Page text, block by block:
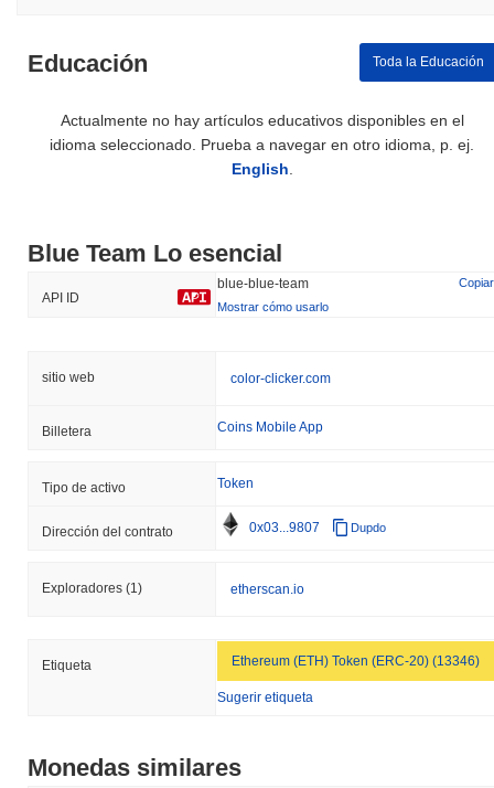
Educación Toda la Educación
Actualmente no hay artículos educativos disponibles en el
idioma seleccionado. Prueba a navegar en otro idioma, p. ej.
English
Blue Team Lo esencial
API ID
blue-blue-team
Copiar
Mostrar cómo usarlo
sitio web color-clicker.com
Billetera Coins Mobile App
Tipo de activo Token
Dirección del contrato 0x03...9807 Dupdo
Exploradores (1) etherscan.io
Etiqueta Ethereum (ETH) Token (ERC-20) (13346)
Sugerir etiqueta
Monedas similares